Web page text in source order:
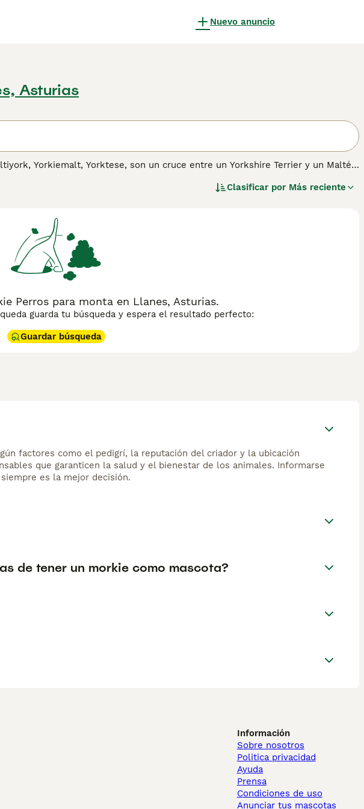
Nuevo anuncio
Asturias
Yorkiemalt, Yorktese, son un cruce entre un Yorkshire Terrier y un Maltés.
en la compañía humana. Sin embargo, son más adecuados para hogares donde
Clasificar por Más reciente
Perros para monta en Llanes, Asturias.
guarda tu búsqueda y espera el resultado perfecto:
Guardar búsqueda
factores como el pedigrí, la reputación del criador y la ubicación
que garanticen la salud y el bienestar de los animales. Informarse
es la mejor decisión.
de tener un morkie como mascota?
Información
Sobre nosotros
Politica privacidad
Ayuda
Prensa
Condiciones de uso
Anunciar tus mascotas